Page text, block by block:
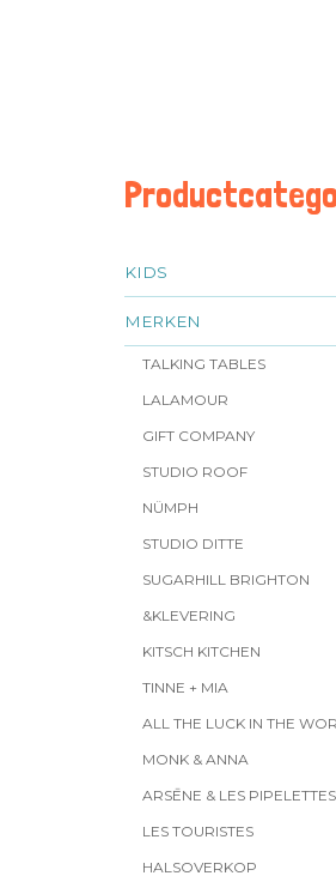
KIDS
MERKEN
TALKING TABLES
LALAMOUR
GIFT COMPANY
STUDIO ROOF
NÜMPH
STUDIO DITTE
SUGARHILL BRIGHTON
&KLEVERING
KITSCH KITCHEN
TINNE + MIA
ALL THE LUCK IN THE
MONK & ANNA
ARSĒNE & LES PIPELETTES
LES TOURISTES
HALSOVERKOP